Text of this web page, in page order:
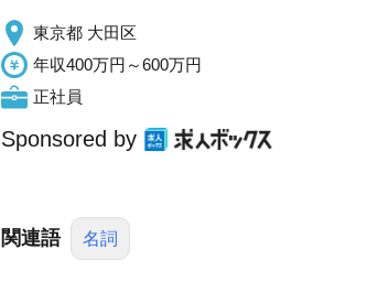
東京都 大田区
年収400万円～600万円
正社員
Sponsored by
関連語 名詞